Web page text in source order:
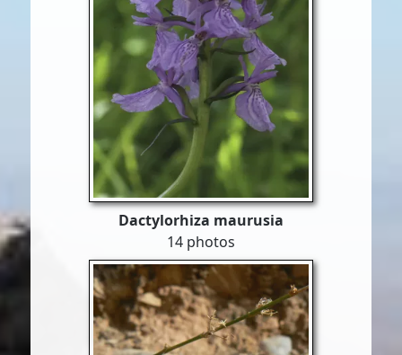
Dactylorhiza maurusia
14 photos